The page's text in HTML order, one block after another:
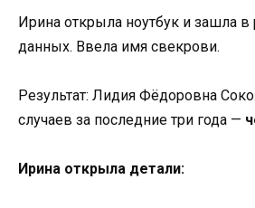
Ирина открыла ноутбук и зашла в
данных. Ввела имя свекрови.
Результат: Лидия Фёдоровна
случаев за последние три года —
Ирина открыла детали: